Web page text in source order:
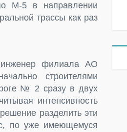
М-5 в направлении
трассы как раз
филиала АО
строителями
№ 2 сразу в двух
интенсивность
разделить эти
по уже имеющемуся